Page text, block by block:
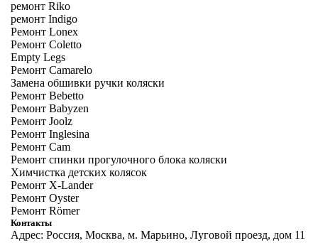
ремонт Riko
ремонт Indigo
Ремонт Lonex
Ремонт Coletto
Empty Legs
Ремонт Camarelo
Замена обшивки ручки коляски
Ремонт Bebetto
Ремонт Babyzen
Ремонт Joolz
Ремонт Inglesina
Ремонт Cam
Ремонт спинки прогулочного блока коляски
Химчистка детских колясок
Ремонт X-Lander
Ремонт Oyster
Ремонт Römer
Контакты
Адрес: Россия, Москва, м. Марьино, Луговой проезд, дом 11